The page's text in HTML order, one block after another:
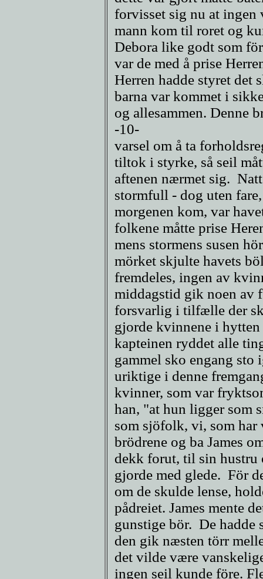
forvisset sig nu at ingen
mann kom til roret og
Debora like godt som
var de med å prise
Herren hadde styret det
barna var kommet i
og allesammen. Denne
-10-
varsel om å ta
tiltok i styrke, så seil
aftenen nærmet sig.
stormfull - dog uten
morgenen kom, var
folkene måtte prise
mens stormens susen
mörket skjulte havets
fremdeles, ingen av
middagstid gik noen av
forsvarlig i tilfælle der
gjorde kvinnene i hytten
kapteinen ryddet alle
gammel sko engang sto
uriktige i denne
kvinner, som var
han, "at hun ligger som
som sjöfolk, vi, som
brödrene og ba James
dekk forut, til sin hustru
gjorde med glede. För
om de skulde lense,
pådreiet. James mente
gunstige bör. De hadde
den gik næsten törr
det vilde være
ingen seil kunde före.